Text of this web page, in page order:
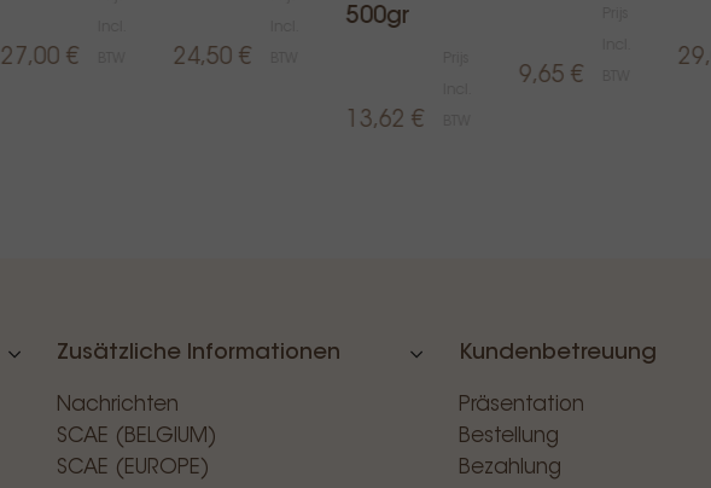
27,00 € 24,50 €
500gr
13,62 €
9,65 €
Zusätzliche Informationen
Nachrichten
SCAE (BELGIUM)
SCAE (EUROPE)
Kundenbetreuung
Präsentation
Bestellung
Bezahlung